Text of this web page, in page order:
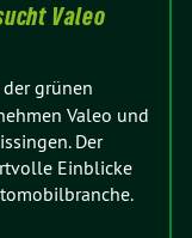
Valeo
grünen
Valeo und
Der
Einblicke